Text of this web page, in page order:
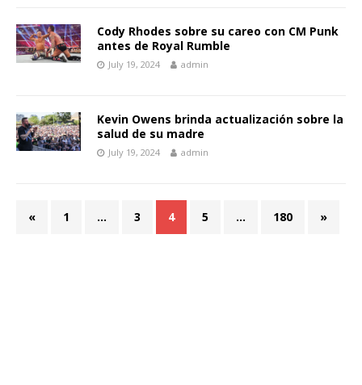
Cody Rhodes sobre su careo con CM Punk
antes de Royal Rumble
July 19, 2024 admin
Kevin Owens brinda actualización sobre la
salud de su madre
July 19, 2024 admin
« 1 … 3 4 5 … 180 »